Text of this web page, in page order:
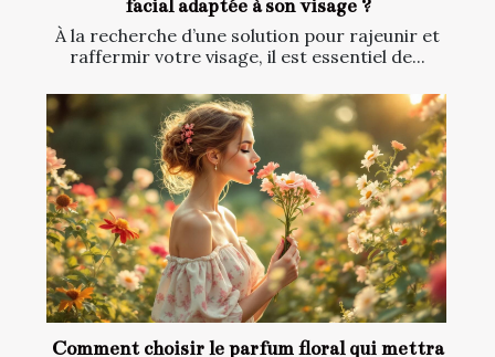
facial adaptée à son visage ?
À la recherche d’une solution pour rajeunir et
raffermir votre visage, il est essentiel de...
Comment choisir le parfum floral qui mettra